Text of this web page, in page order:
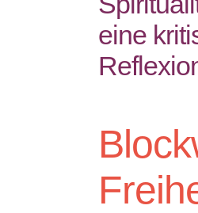
eine